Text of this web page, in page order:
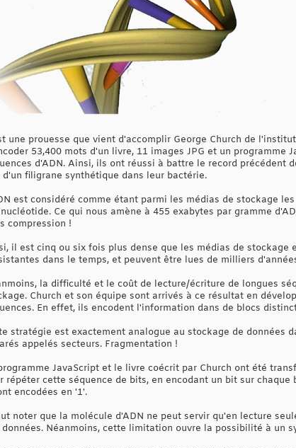
une prouesse que vient d'accomplir George Church de
53,400 mots d'un livre, 11 images JPG et un
d'ADN. Ainsi, ils ont réussi à battre le record précédent
d'un filigrane synthétique dans leur bactérie.
est considéré comme étant parmi les médias de stockage
Ce qui nous amène à 455 exabytes par gramme
compression !
il est cinq ou six fois plus dense que les médias de
dans le temps, et peuvent être lues de milliers
la difficulté et le coût de lecture/écriture de longues
Church et son équipe sont arrivés à ce résultat en
En effet, ils encodent l'information dans de blocs
stratégie est exactement analogue au stockage de données
appelés secteurs. Fragmentation !
JavaScript et le livre coécrit par Church ont été
répéter cette séquence de bits, en encodant un bit sur
encodées en '1'.
noter que la molécule d'ADN ne peut servir qu'en lecture
données. Néanmoins, cette limitation ouvre la possibilité à un